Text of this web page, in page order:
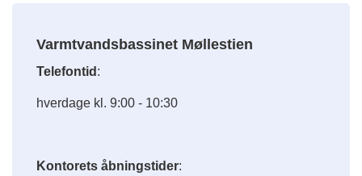
Varmtvandsbassinet Møllestien
Telefontid :
hverdage kl. 9:00 - 10:30
Kontorets åbningstider: